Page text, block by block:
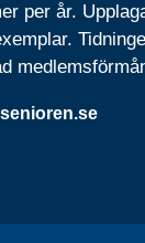
per år.